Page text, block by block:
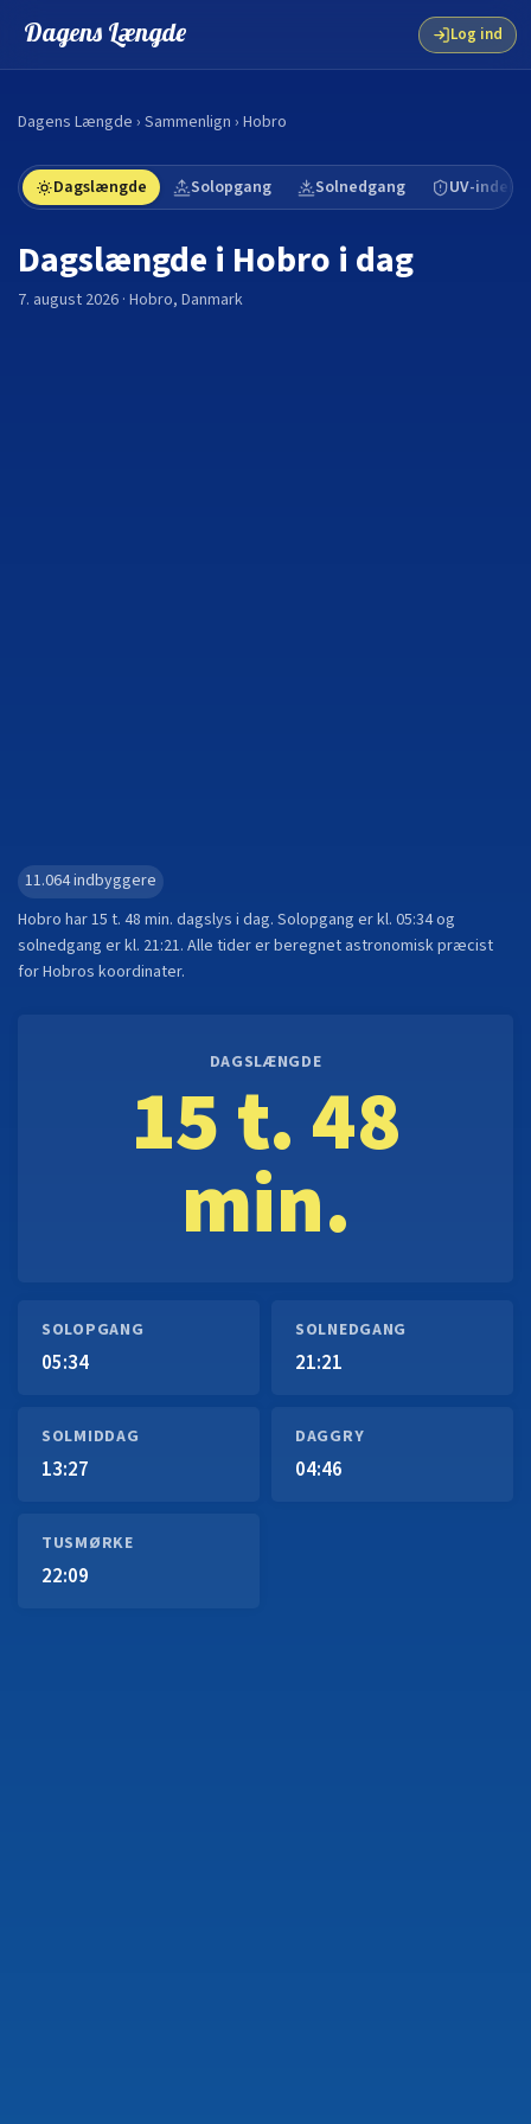
Dagens Længde Log ind
Dagens Længde › Sammenlign › Hobro
Dagslængde Solopgang Solnedgang UV-indeks
Dagslængde i Hobro i dag
7. august 2026 · Hobro, Danmark
11.064indbyggere
Hobro har15 t. 48 min. dagslys i dag. Solopgang er kl. 05:34og
solnedgang er kl. 21:21. Alle tider er beregnet astronomisk præcist
forHobros koordinater.
DAGSLÆNGDE
15 t. 48
min.
SOLOPGANG
05:34
SOLNEDGANG
21:21
SOLMIDDAG
13:27
DAGGRY
04:46
TUSMØRKE
22:09